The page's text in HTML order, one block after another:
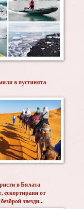
в пустинята
в Бялата
ескортирани от
звезди...